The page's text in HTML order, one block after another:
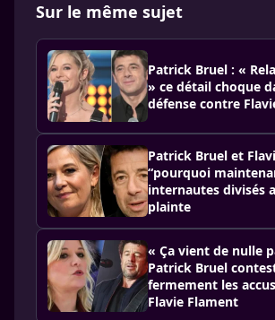
Sur le même sujet
Patrick Bruel : «
» ce détail choque
défense contre
Patrick Bruel et
“pourquoi
internautes divisés
plainte
« Ça vient de nulle
Patrick Bruel
fermement les
Flavie Flament